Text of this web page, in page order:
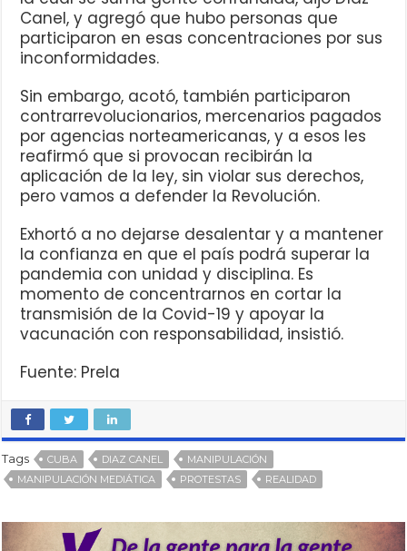
Canel, y agregó que hubo personas que
participaron en esas concentraciones por sus
inconformidades.
Sin embargo, acotó, también participaron
contrarrevolucionarios, mercenarios pagados
por agencias norteamericanas, y a esos les
reafirmó que si provocan recibirán la
aplicación de la ley, sin violar sus derechos,
pero vamos a defender la Revolución.
Exhortó a no dejarse desalentar y a mantener
la confianza en que el país podrá superar la
pandemia con unidad y disciplina. Es
momento de concentrarnos en cortar la
transmisión de la Covid-19 y apoyar la
vacunación con responsabilidad, insistió.
Fuente: Prela
Tags CUBA DIAZ CANEL
MANIPULACIÓN
MANIPULACIÓN MEDIÁTICA
PROTESTAS REALIDAD